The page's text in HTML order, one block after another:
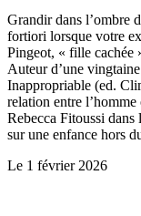
Grandir dans l’ombre
fortiori lorsque votre
Pingeot, « fille cachée
Auteur d’une
Inappropriable (ed.
relation entre
Rebecca Fitoussi
sur une enfance hors
Le 1 février 2026